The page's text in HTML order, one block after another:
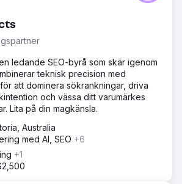
ledande SEO-byrå som skär igenom
teknisk precision med
att dominera sökrankningar, driva
och vässa ditt varumärkes
Lita på din magkänsla.
Australia
med AI, SEO +6
+1